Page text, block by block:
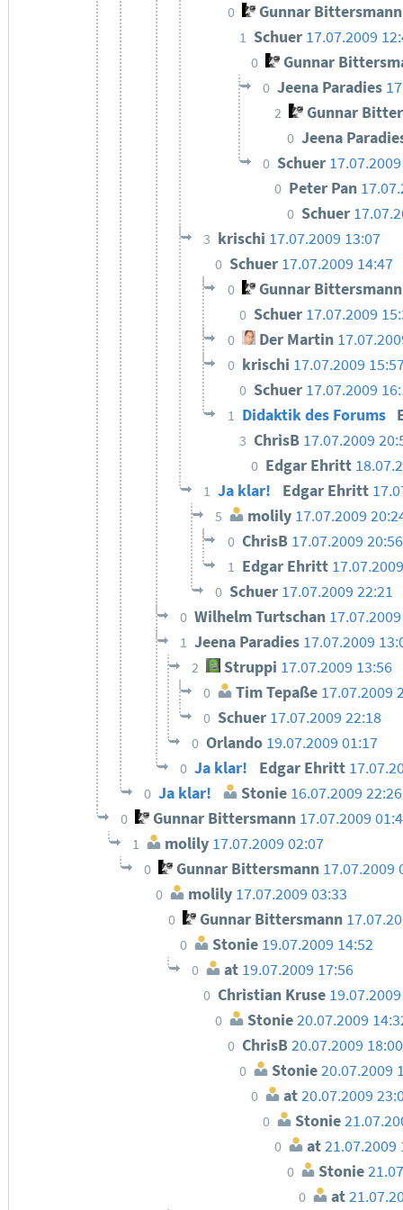
0 Gunnar Bittersmann
1 Schuer 17.07.2009
0 Gunnar
0 Jeena Paradies
2 Gunnar
0 Jeena
0 Schuer
0 Peter Pan
0 Schuer
3 krischi 17.07.2009 13:07
0 Schuer 17.07.2009 14:47
0 Gunnar Bittersmann
0 Schuer 17.07.2009
0 Der Martin
0 krischi 17.07.2009
0 Schuer 17.07.2009
1 Didaktik des Forums
3 ChrisB 17.07.2009
0 Edgar Ehritt
1 Ja klar! Edgar Ehritt
5 molily 17.07.2009
0 ChrisB 17.07.2009 20:56
1 Edgar Ehritt
0 Schuer 17.07.2009 22:21
0 Wilhelm Turtschan
1 Jeena Paradies 17.07.2009
2 Struppi 17.07.2009 13:56
0 Tim Tepaße 17.07.2009
0 Schuer 17.07.2009 22:18
0 Orlando 19.07.2009 01:17
0 Ja klar! Edgar Ehritt
0 Ja klar! Stonie 16.07.2009 22:26
0 Gunnar Bittersmann 17.07.2009
1 molily 17.07.2009 02:07
0 Gunnar Bittersmann 17.07.2009
0 molily 17.07.2009 03:33
0 Gunnar Bittersmann
0 Stonie 19.07.2009 14:52
0 at 19.07.2009 17:56
0 Christian Kruse
0 Stonie20.07.2009
0 ChrisB20.07.2009 18:00
0 Stonie 20.07.2009
0 at20.07.2009
0 Stonie
0 at21.07.2009
0 Stonie
0 at